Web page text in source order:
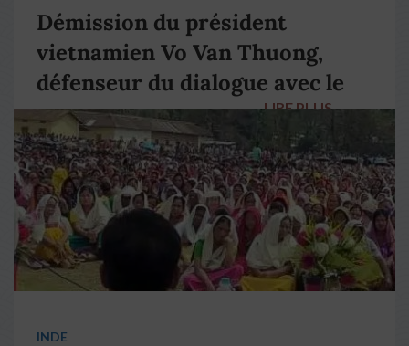
Démission du président
vietnamien Vo Van Thuong,
défenseur du dialogue avec le
pape François
LIRE PLUS →
INDE